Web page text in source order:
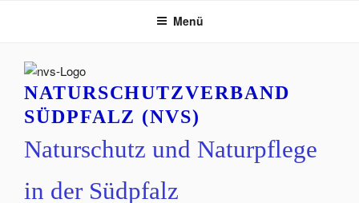
NATURSCHUTZVERBAND
SÜDPFALZ (NVS)
Naturschutz und Naturpflege
in der Südpfalz
Menü